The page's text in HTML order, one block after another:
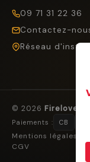
09 71 31 22 36
Contactez-
Réseau
© 2026 Firelovers
Paiements : CB
Mentions légales
CGV